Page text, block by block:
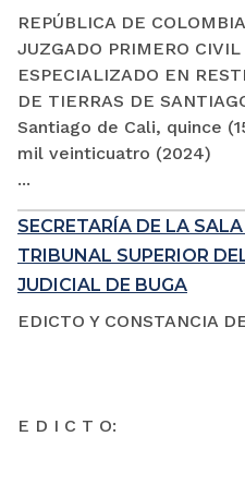
REPÚBLICA DE COLOMBIA
JUZGADO PRIMERO
ESPECIALIZADO EN
DE TIERRAS DE
Santiago de Cali, quince
mil veinticuatro (2024)
...
SECRETARÍA DE LA
TRIBUNAL SUPERIOR
JUDICIAL DE BUGA
EDICTO Y CONSTANCIA
E D I C T O: